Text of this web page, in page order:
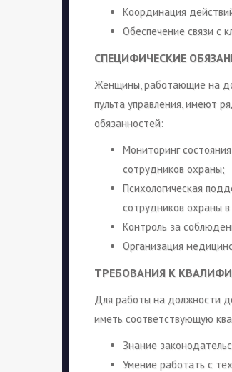
Координация
Обеспечение связи с
СПЕЦИФИЧЕСКИЕ
Женщины, работающие на
пульта управления, имеют
обязанностей:
Мониторинг
сотрудников охраны;
Психологическая
сотрудников охраны в
Контроль за
Организация
ТРЕБОВАНИЯ К
Для работы на должности
иметь соответствующую
Знание
Умение работать с